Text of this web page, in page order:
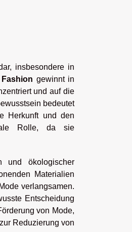
insbesondere in
gewinnt in
und auf die
bedeutet
Herkunft und den
Rolle, da sie
und ökologischer
Materialien
verlangsamen.
Entscheidung
von Mode,
Reduzierung von